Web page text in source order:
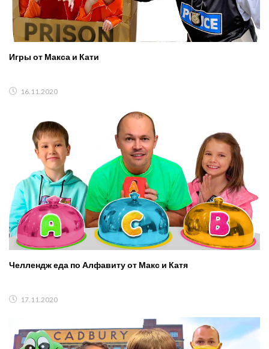
Игры от Макса и Кати
16.11.2020
Челлендж еда по Алфавиту от Макс и Катя
17.11.2020